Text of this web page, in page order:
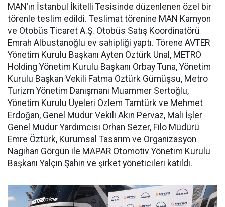
MAN’ın İstanbul İkitelli Tesisinde düzenlenen özel bir
törenle teslim edildi. Teslimat törenine MAN Kamyon
ve Otobüs Ticaret A.Ş. Otobüs Satış Koordinatörü
Emrah Albustanoğlu ev sahipliği yaptı. Törene AVTER
Yönetim Kurulu Başkanı Ayten Öztürk Ünal, METRO
Holding Yönetim Kurulu Başkanı Orbay Tuna, Yönetim
Kurulu Başkan Vekili Fatma Öztürk Gümüşsu, Metro
Turizm Yönetim Danışmanı Muammer Sertoğlu,
Yönetim Kurulu Üyeleri Özlem Tamtürk ve Mehmet
Erdoğan, Genel Müdür Vekili Akın Pervaz, Mali İşler
Genel Müdür Yardımcısı Orhan Sezer, Filo Müdürü
Emre Öztürk, Kurumsal Tasarım ve Organizasyon
Nagihan Görgün ile MAPAR Otomotiv Yönetim Kurulu
Başkanı Yalçın Şahin ve şirket yöneticileri katıldı.